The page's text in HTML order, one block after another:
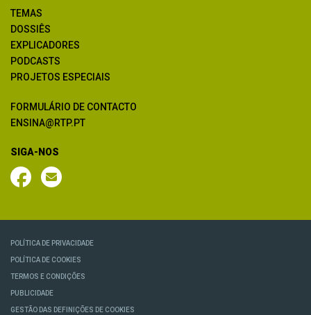
TEMAS
DOSSIÊS
EXPLICADORES
PODCASTS
PROJETOS ESPECIAIS
FORMULÁRIO DE CONTACTO
ENSINA@RTP.PT
SIGA-NOS
POLÍTICA DE PRIVACIDADE
POLÍTICA DE COOKIES
TERMOS E CONDIÇÕES
PUBLICIDADE
GESTÃO DAS DEFINIÇÕES DE COOKIES